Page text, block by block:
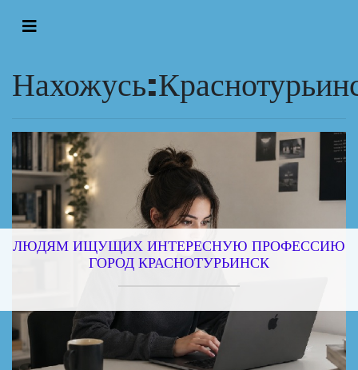
ЛЮДЯМ ИЩУЩИХ ИНТЕРЕСНУЮ ПРОФЕССИЮ
ГОРОД КРАСНОТУРЬИНСК